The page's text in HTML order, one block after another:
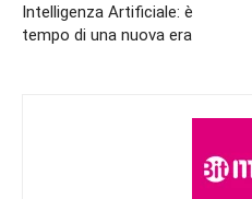
Intelligenza Artificiale: è
tempo di una nuova era